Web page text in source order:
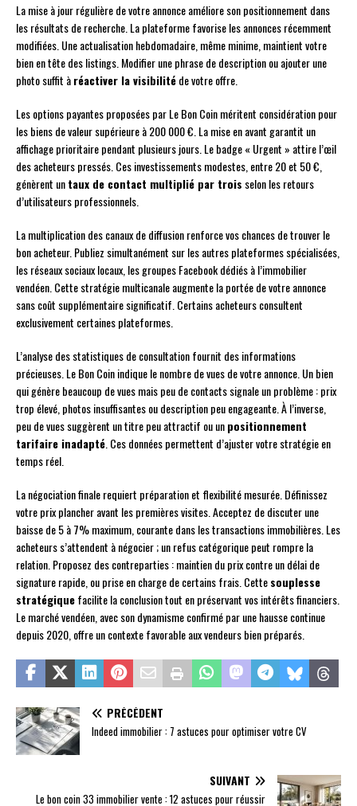
La mise à jour régulière de votre annonce améliore son positionnement dans
les résultats de recherche. La plateforme favorise les annonces récemment
modifiées. Une actualisation hebdomadaire, même minime, maintient votre
bien en tête des listings. Modifier une phrase de description ou ajouter une
photo suffit àréactiver la visibilitéde votre offre.
Les options payantes proposées par Le Bon Coin méritent considération pour
les biens de valeur supérieure à 200 000 €. La mise en avant garantit un
affichage prioritaire pendant plusieurs jours. Le badge « Urgent » attire l’œil
des acheteurs pressés. Ces investissements modestes, entre 20 et 50 €,
génèrent untaux de contact multiplié par trois selon les retours
d’utilisateurs professionnels.
La multiplication des canaux de diffusion renforce vos chances de trouver le
bon acheteur. Publiez simultanément sur les autres plateformes spécialisées,
les réseaux sociaux locaux, les groupes Facebook dédiés à l’immobilier
vendéen. Cette stratégie multicanale augmente la portée de votre annonce
sans coût supplémentaire significatif. Certains acheteurs consultent
exclusivement certaines plateformes.
L’analyse des statistiques de consultation fournit des informations
précieuses. Le Bon Coin indique le nombre de vues de votre annonce. Un bien
qui génère beaucoup de vues mais peu de contacts signale un problème : prix
trop élevé, photos insuffisantes ou description peu engageante. À l’inverse,
peu de vues suggèrent un titre peu attractif ou unpositionnement
tarifaire inadapté . Ces données permettent d’ajuster votre stratégie en
temps réel.
La négociation finale requiert préparation et flexibilité mesurée. Définissez
votre prix plancher avant les premières visites. Acceptez de discuter une
baisse de 5 à 7% maximum, courante dans les transactions immobilières. Les
acheteurs s’attendent à négocier ; un refus catégorique peut rompre la
relation. Proposez des contreparties : maintien du prix contre un délai de
signature rapide, ou prise en charge de certains frais. Cettesouplesse
stratégiquefacilite la conclusion tout en préservant vos intérêts financiers.
Le marché vendéen, avec son dynamisme confirmé par une hausse continue
depuis 2020, offre un contexte favorable aux vendeurs bien préparés.
PRÉCÉDENT
Indeed immobilier : 7 astuces pour optimiser votre CV
SUIVANT
Le bon coin 33 immobilier vente : 12 astuces pour réussir